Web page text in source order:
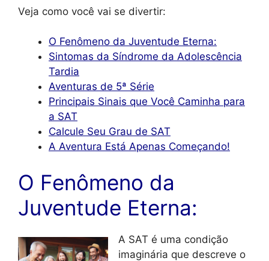
Veja como você vai se divertir:
O Fenômeno da Juventude Eterna:
Sintomas da Síndrome da Adolescência
Tardia
Aventuras de 5ª Série
Principais Sinais que Você Caminha para
a SAT
Calcule Seu Grau de SAT
A Aventura Está Apenas Começando!
O Fenômeno da
Juventude Eterna:
A SAT é uma condição
imaginária que descreve o